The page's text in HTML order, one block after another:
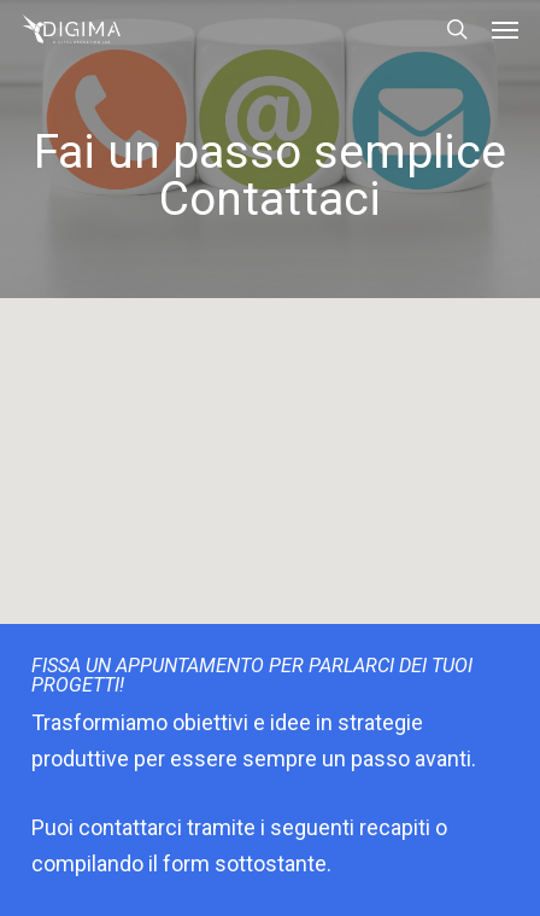
Skip
contentFai un passo semplice
Contattaci
FISSA UN APPUNTAMENTOPER PARLARCI DEI TUOI
PROGETTI!
Trasformiamo obiettivi e idee in strategie
produttive per essere sempre un passo avanti.
Puoi contattarci tramite i seguenti recapiti o
compilando il form sottostante.
Menu